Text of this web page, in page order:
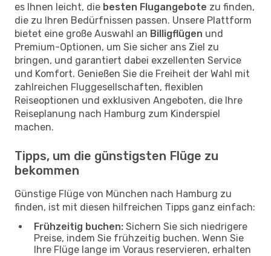
es Ihnen leicht, die besten Flugangebote zu finden,
die zu Ihren Bedürfnissen passen. Unsere Plattform
bietet eine große Auswahl an Billigflügen und
Premium-Optionen, um Sie sicher ans Ziel zu
bringen, und garantiert dabei exzellenten Service
und Komfort. Genießen Sie die Freiheit der Wahl mit
zahlreichen Fluggesellschaften, flexiblen
Reiseoptionen und exklusiven Angeboten, die Ihre
Reiseplanung nach Hamburg zum Kinderspiel
machen.
Tipps, um die günstigsten Flüge zu
bekommen
Günstige Flüge von München nach Hamburg zu
finden, ist mit diesen hilfreichen Tipps ganz einfach:
Frühzeitig buchen: Sichern Sie sich niedrigere
Preise, indem Sie frühzeitig buchen. Wenn Sie
Ihre Flüge lange im Voraus reservieren, erhalten